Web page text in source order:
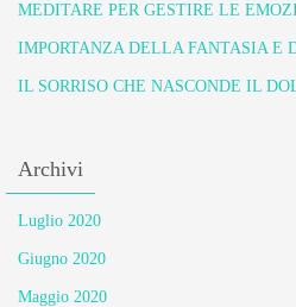
MEDITARE PER GESTIRE LE
IMPORTANZA DELLA FANTASIA E
IL SORRISO CHE NASCONDE IL
Archivi
Luglio 2020
Giugno 2020
Maggio 2020